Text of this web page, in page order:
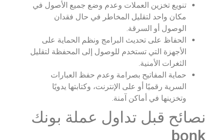
تنويع تخزين العملات وعدم وضع جميع الأصول في
مكان واحد لتقليل المخاطر في حال فقدان
الوصول أو السرقة.
الحفاظ على تحديث البرامج ونظم الحماية على
الأجهزة التي تستخدم للوصول إلى المحفظة لتقليل
الثغرات الأمنية.
حماية المفاتيح بصرامة وعدم حفظ العبارات
السرية رقميًا أو على الإنترنت، وكتابتها يدويًا
وتخزينها في أماكن آمنة.
نصائح قبل تداول عملة بونك
bonk